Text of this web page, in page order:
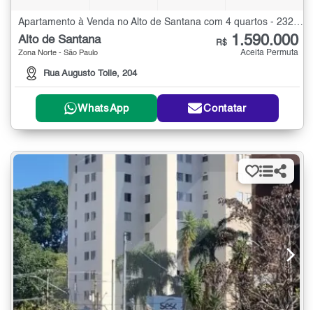
Apartamento à Venda no Alto de Santana com 4 quartos - 232 m²
Alto de Santana
Zona Norte - São Paulo
Rua Augusto Tolle, 204
R$ 1.590.000
Aceita Permuta
WhatsApp Contatar